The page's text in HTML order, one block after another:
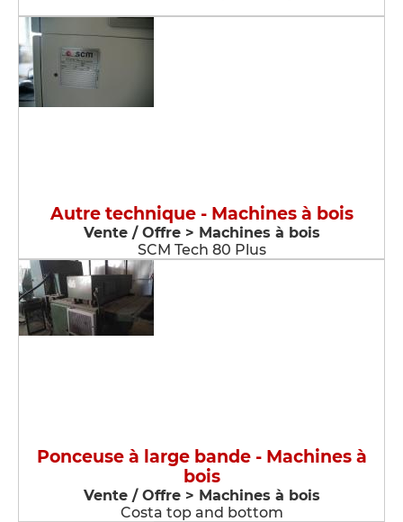
Autre technique - Machines à bois
Vente / Offre > Machines à bois
SCM Tech 80 Plus
Ponceuse à large bande - Machines à
bois
Vente / Offre > Machines à bois
Costa top and bottom